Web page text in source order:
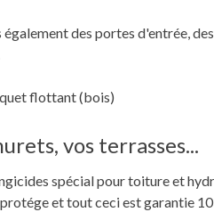
des portes d'entrée,
flottant (bois)
vos terrasses...
spécial pour toiture et
et tout ceci est garantie 10